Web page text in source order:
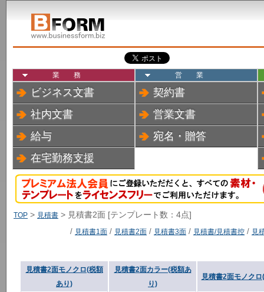
業務
ビジネス文書
社内文書
給与
在宅勤務支援
営業
契約書
営業文書
宛名・贈答
TOP > 見積書 > 見積書2面 [テンプレート数：4点]
/ 見積書1面/ 見積書2面/ 見積書3面/ 見積書/見積書控/ 見
見積書2面モノクロ(税額
あり)
見積書2面カラー(税額あ
り)
見積書2面モノクロ